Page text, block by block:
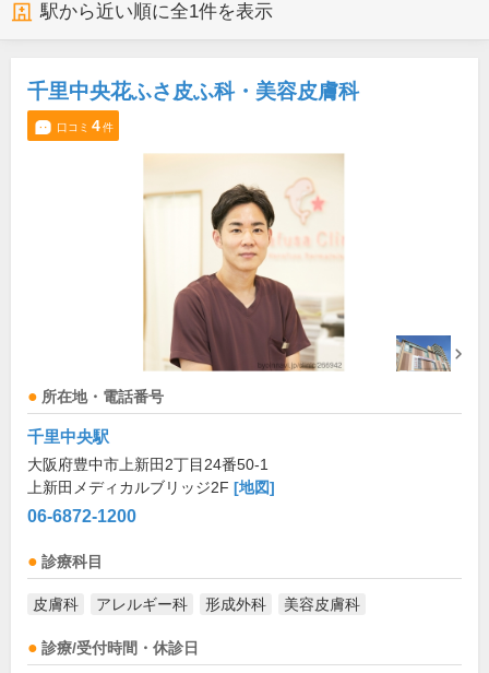
駅から近い順に全1件を表示
千里中央花ふさ皮ふ科・美容皮膚科
口コミ 4件
所在地・電話番号
千里中央駅
大阪府豊中市上新田2丁目24番50-1
上新田メディカルブリッジ2F [地図]
06-6872-1200
診療科目
皮膚科 アレルギー科 形成外科 美容皮膚科
診療/受付時間・休診日